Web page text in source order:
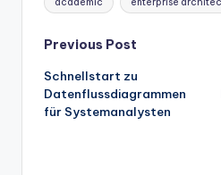
Post
navigation
Previous Post
Schnellstart zu
Datenflussdiagrammen
für Systemanalysten